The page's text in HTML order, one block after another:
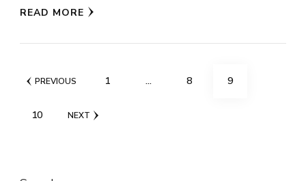
READ MORE
Posts
PREVIOUS PAGE
1 … PAGE
8 PAGE
9
PAGE
10 NEXT